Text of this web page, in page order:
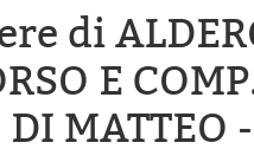
di
E
DI MATTEO